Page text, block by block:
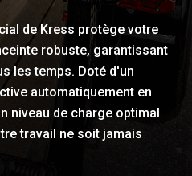
de Kress protège votre
robuste, garantissant
les temps. Doté d'un
automatiquement en
niveau de charge optimal
travail ne soit jamais